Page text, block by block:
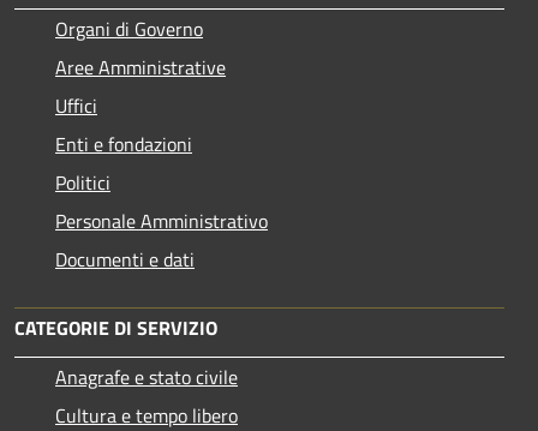
Organi di Governo
Aree Amministrative
Uffici
Enti e fondazioni
Politici
Personale Amministrativo
Documenti e dati
CATEGORIE DI SERVIZIO
Anagrafe e stato civile
Cultura e tempo libero